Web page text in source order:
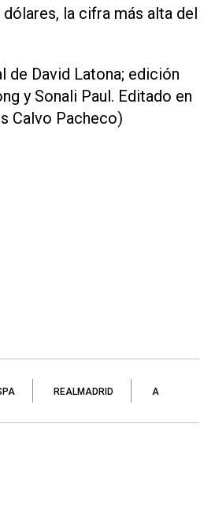
la cifra más alta del
de David Latona; edición
y Sonali Paul. Editado en
Calvo Pacheco)
REALMADRID A